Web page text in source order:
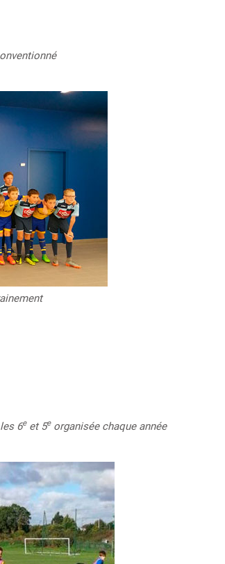
6eet 5eorganisée chaque année